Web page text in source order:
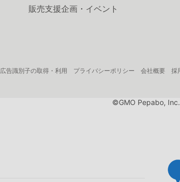
販売支援企画・イベント
広告識別子の取得・利用 プライバシーポリシー 会社概要 採
©GMO Pepabo,